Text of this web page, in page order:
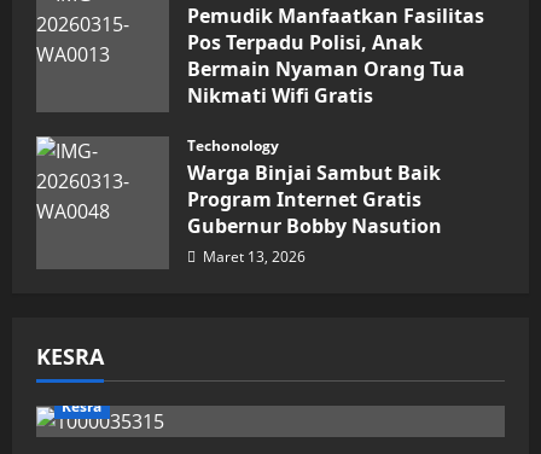
Pemudik Manfaatkan Fasilitas
Pos Terpadu Polisi, Anak
Bermain Nyaman Orang Tua
Nikmati Wifi Gratis
Techonology
Warga Binjai Sambut Baik
Program Internet Gratis
Gubernur Bobby Nasution
Maret 13, 2026
KESRA
Kesra